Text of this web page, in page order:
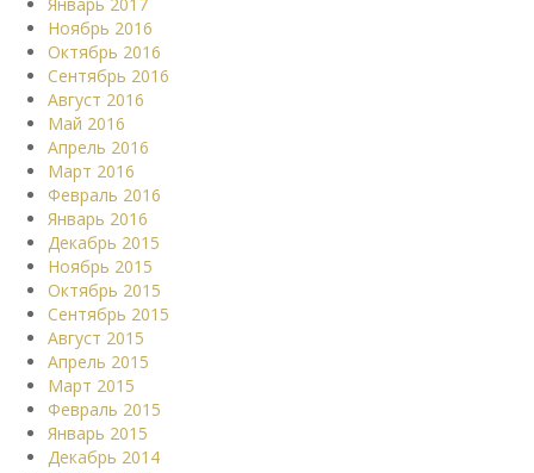
Ноябрь 2016
Октябрь 2016
Сентябрь 2016
Август 2016
Май 2016
Апрель 2016
Март 2016
Февраль 2016
Январь 2016
Декабрь 2015
Ноябрь 2015
Октябрь 2015
Сентябрь 2015
Август 2015
Апрель 2015
Март 2015
Февраль 2015
Январь 2015
Декабрь 2014